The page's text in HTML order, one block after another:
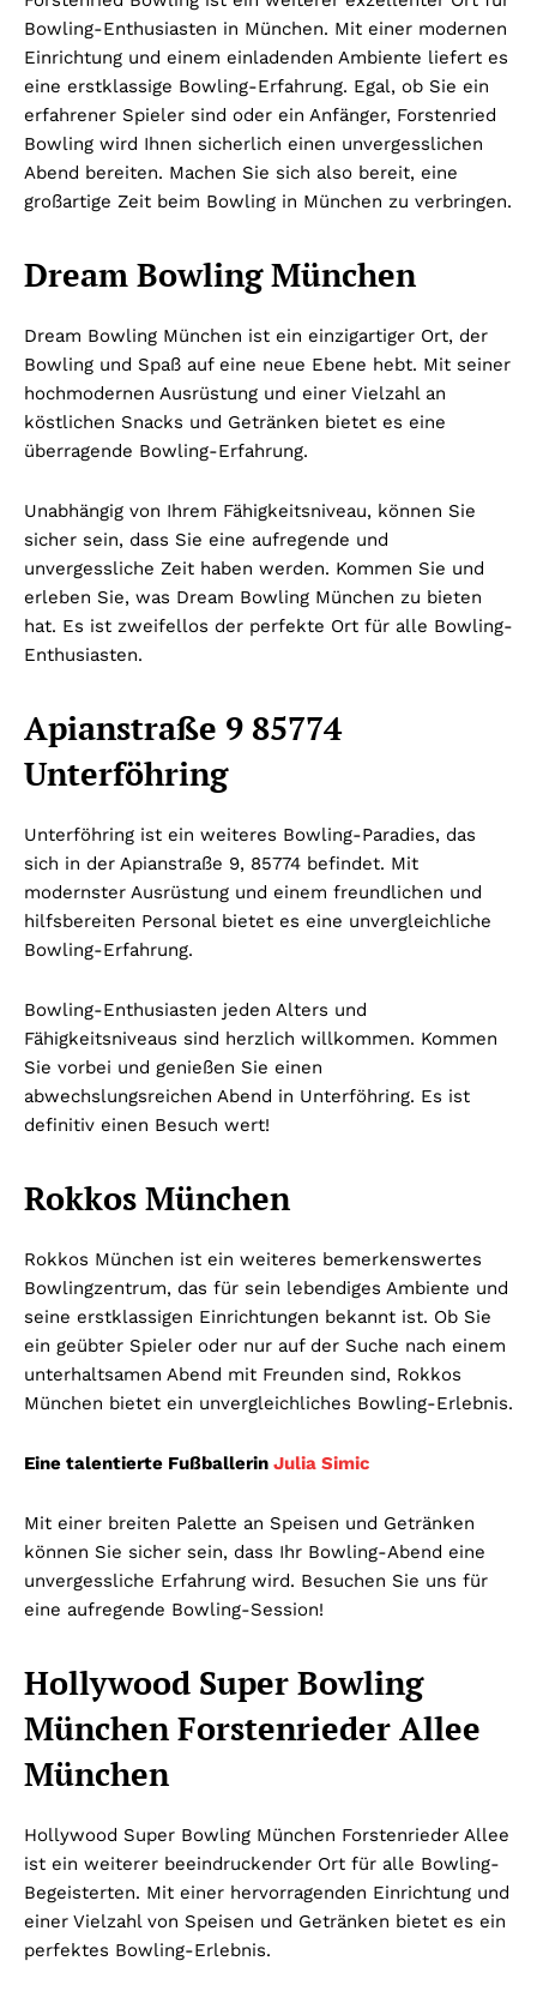
Bowling-Enthusiasten in München. Mit einer modernen
Einrichtung und einem einladenden Ambiente liefert es
eine erstklassige Bowling-Erfahrung. Egal, ob Sie ein
erfahrener Spieler sind oder ein Anfänger, Forstenried
Bowling wird Ihnen sicherlich einen unvergesslichen
Abend bereiten. Machen Sie sich also bereit, eine
großartige Zeit beim Bowling in München zu verbringen.
Dream Bowling München
Dream Bowling München ist ein einzigartiger Ort, der
Bowling und Spaß auf eine neue Ebene hebt. Mit seiner
hochmodernen Ausrüstung und einer Vielzahl an
köstlichen Snacks und Getränken bietet es eine
überragende Bowling-Erfahrung.
Unabhängig von Ihrem Fähigkeitsniveau, können Sie
sicher sein, dass Sie eine aufregende und
unvergessliche Zeit haben werden. Kommen Sie und
erleben Sie, was Dream Bowling München zu bieten
hat. Es ist zweifellos der perfekte Ort für alle Bowling-
Enthusiasten.
Apianstraße 9 85774
Unterföhring
Unterföhring ist ein weiteres Bowling-Paradies, das
sich in der Apianstraße 9, 85774 befindet. Mit
modernster Ausrüstung und einem freundlichen und
hilfsbereiten Personal bietet es eine unvergleichliche
Bowling-Erfahrung.
Bowling-Enthusiasten jeden Alters und
Fähigkeitsniveaus sind herzlich willkommen. Kommen
Sie vorbei und genießen Sie einen
abwechslungsreichen Abend in Unterföhring. Es ist
definitiv einen Besuch wert!
Rokkos München
Rokkos München ist ein weiteres bemerkenswertes
Bowlingzentrum, das für sein lebendiges Ambiente und
seine erstklassigen Einrichtungen bekannt ist. Ob Sie
ein geübter Spieler oder nur auf der Suche nach einem
unterhaltsamen Abend mit Freunden sind, Rokkos
München bietet ein unvergleichliches Bowling-Erlebnis.
Eine talentierte Fußballerin Julia Simic
Mit einer breiten Palette an Speisen und Getränken
können Sie sicher sein, dass Ihr Bowling-Abend eine
unvergessliche Erfahrung wird. Besuchen Sie uns für
eine aufregende Bowling-Session!
Hollywood Super Bowling
München Forstenrieder Allee
München
Hollywood Super Bowling München Forstenrieder Allee
ist ein weiterer beeindruckender Ort für alle Bowling-
Begeisterten. Mit einer hervorragenden Einrichtung und
einer Vielzahl von Speisen und Getränken bietet es ein
perfektes Bowling-Erlebnis.